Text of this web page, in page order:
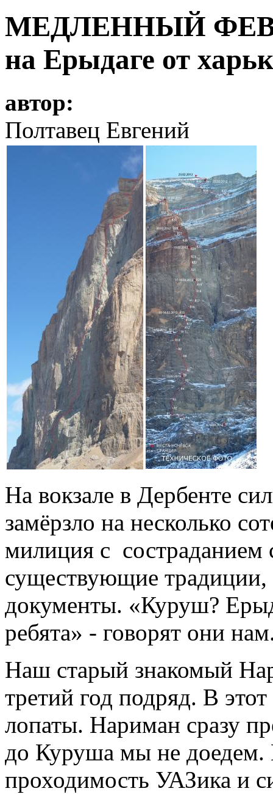
МЕДЛЕННЫЙ
на Ерыдаге от
автор:
Полтавец Евгений
На вокзале в Дербенте
замёрзло на несколько
милиция с состраданием
существующие традиции,
документы. «Куруш?
ребята» - говорят они
Наш старый знакомый
третий год подряд. В
лопаты. Нариман сразу
до Куруша мы не
проходимость УАЗика и